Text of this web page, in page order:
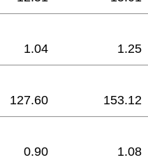
1.04 1.25
127.60 153.12
0.90 1.08